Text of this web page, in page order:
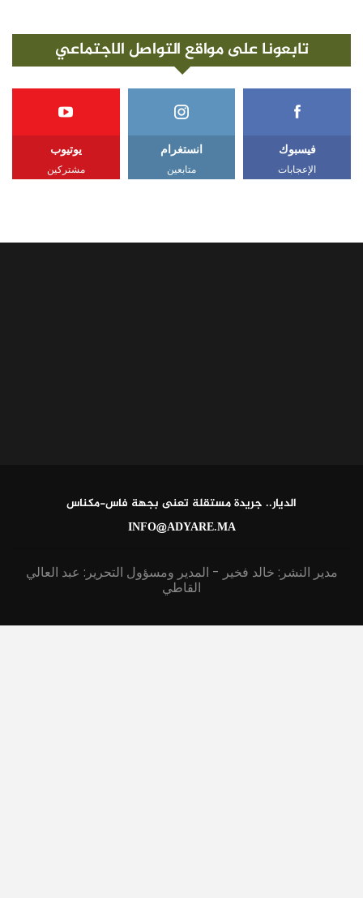
تابعونا على مواقع التواصل الاجتماعي
فيسبوك
الإعجابات
انستغرام
متابعين
يوتيوب
مشتركين
الديار.. جريدة مستقلة تعنى بجهة فاس-مكناس
INFO@ADYARE.MA
مدير النشر: خالد فخير - المدير ومسؤول التحرير: عبد العالي
القاطي